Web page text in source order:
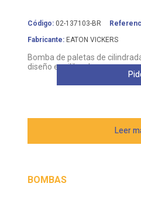
Código: 02-137103-BR
Fabricante: EATON VICKERS
Bomba de paletas de
diseño equilibrado
Leer
BOMBAS